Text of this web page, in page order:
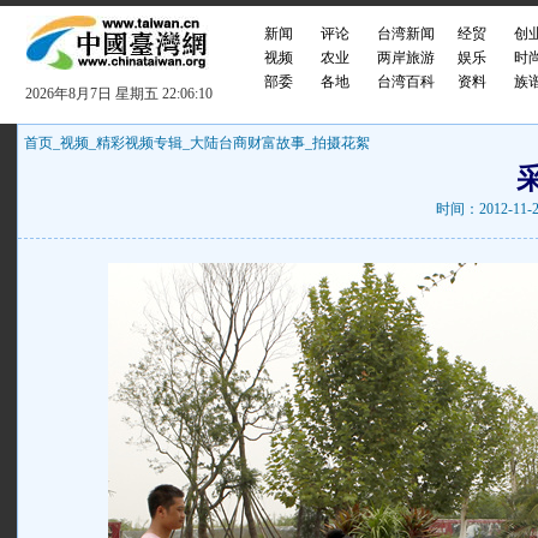
2026年8月7日 星期五 22:06:10
新闻
视频
部委
评论
农业
各地
台湾新闻
两岸旅游
台湾百科
经贸
娱乐
资料
创
时
族
首页 视频 精彩视频专辑 大陆台商财富故事 拍摄花絮
时间：2012-